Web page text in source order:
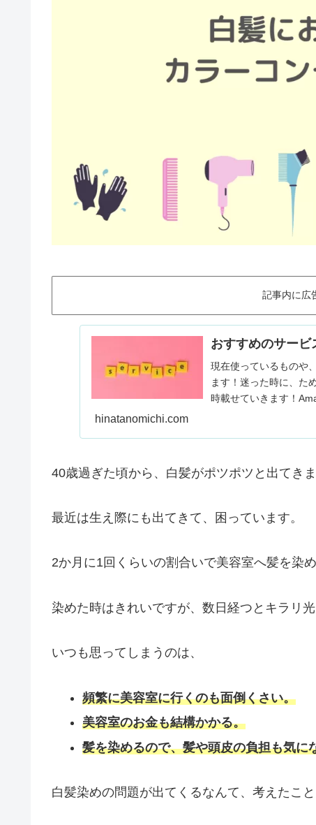
記事内に広
おすすめのサービ
現在使っているものや
ます！迷った時に、た
時載せていきます！
hinatanomichi.com
40歳過ぎた頃から、白髪がポツポツと出てきま
最近は生え際にも出てきて、困っています。
2か月に1回くらいの割合いで美容室へ髪を染
染めた時はきれいですが、数日経つとキラリ光
いつも思ってしまうのは、
頻繁に美容室に行くのも面倒くさい。
美容室のお金も結構かかる。
髪を染めるので、髪や頭皮の負担も気に
白髪染めの問題が出てくるなんて、考えたこと